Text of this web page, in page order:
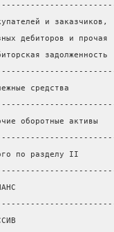
и
дебиторов и
средства
оборотные
по разделу II